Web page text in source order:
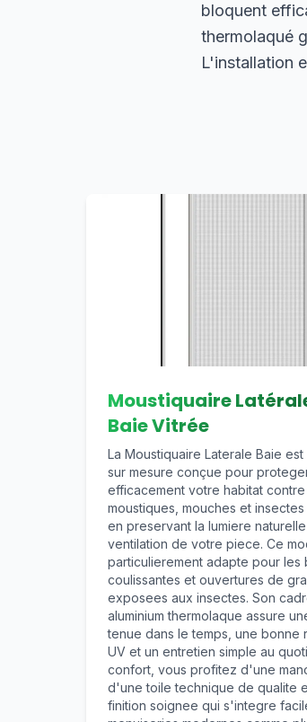
bloquent
thermolaqué
L'installation
Moustiquaire
Baie Vitrée
La Moustiquaire Laterale Baie
sur mesure conçue pour
efficacement votre habitat contre
moustiques, mouches et
en preservant la lumiere
ventilation de votre piece. Ce
particulierement adapte pour les
coulissantes et ouvertures de
exposees aux insectes. Son
aluminium thermolaque assure
tenue dans le temps, une bonne
UV et un entretien simple au
confort, vous profitez d'une
d'une toile technique de qualite
finition soignee qui s'integre